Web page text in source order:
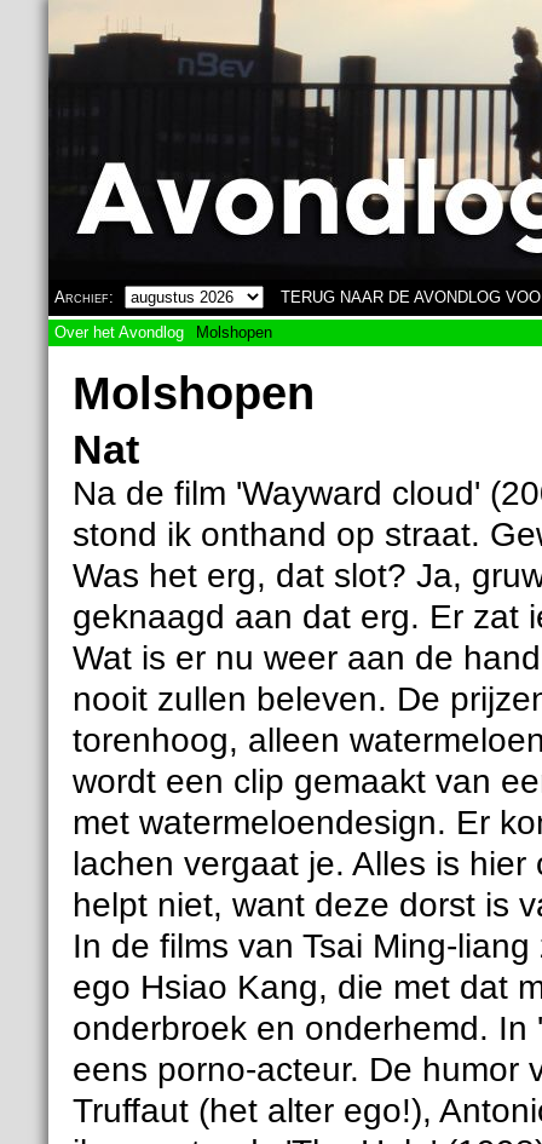
Overslaan en naar de algemene inhoud gaan
Archief:
TERUG NAAR DE AVONDLOG
Over het Avondlog
Molshopen
Molshopen
Nat
Na de film 'Wayward cloud'
stond ik onthand op straat.
Was het erg, dat slot? Ja,
geknaagd aan dat erg. Er zat
Wat is er nu weer aan de
nooit zullen beleven. De
torenhoog, alleen
wordt een clip gemaakt van
met watermeloendesign. Er
lachen vergaat je. Alles is
helpt niet, want deze dorst is
In de films van Tsai Ming-
ego Hsiao Kang, die met dat
onderbroek en onderhemd.
eens porno-acteur. De humor
Truffaut (het alter ego!),